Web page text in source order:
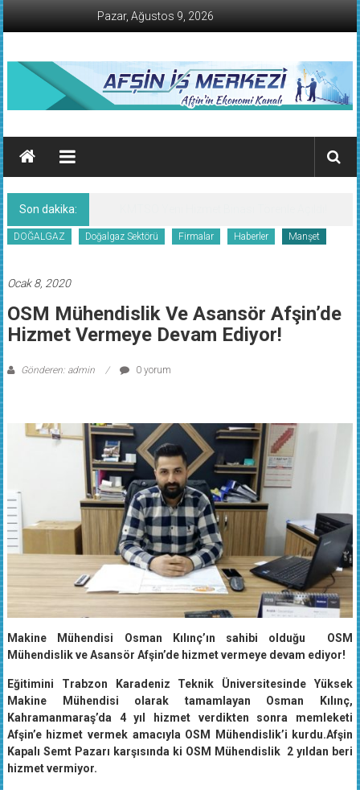
İçeriğe
geç
Pazar, Ağustos 9, 2026
AFŞİN
İŞ
MERKEZİ
Afşin'in
Ekonomi
Son dakika:
DOĞALGAZ Doğalgaz Sektörü Firmalar Haberler Manşet
Ocak 8, 2020
OSM Mühendislik Ve Asansör Afşin’de
Hizmet Vermeye Devam Ediyor!
Gönderen: admin 0 yorum
Makine Mühendisi Osman Kılınç’ın sahibi olduğu OSM
Mühendislik ve Asansör Afşin’de hizmet vermeye devam ediyor!
Eğitimini Trabzon Karadeniz Teknik Üniversitesinde Yüksek
Makine Mühendisi olarak tamamlayan Osman Kılınç,
Kahramanmaraş’da 4 yıl hizmet verdikten sonra memleketi
Afşin’e hizmet vermek amacıyla OSM Mühendislik’i kurdu.Afşin
Kapalı Semt Pazarı karşısında ki OSM Mühendislik 2 yıldan beri
hizmet vermiyor.